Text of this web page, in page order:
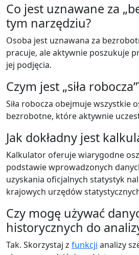
Co jest uznawane za
tym narzędziu?
Osoba jest uznawana za
pracuje, ale aktywnie poszukuje
jej podjęcia.
Czym jest „siła
Siła robocza obejmuje wszystkie
bezrobotne, które aktywnie
Jak dokładny jest
Kalkulator oferuje wiarygodne
podstawie wprowadzonych
uzyskania oficjalnych statystyk
krajowych urzędów
Czy mogę używać
historycznych do
Tak. Skorzystaj z funkcji analizy